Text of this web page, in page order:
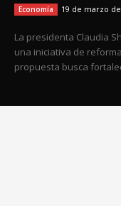
Economía 19 de marzo
La presidenta Claudia
una iniciativa de
propuesta busca